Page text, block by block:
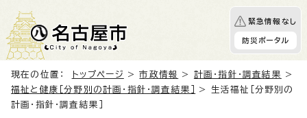
緊急情報なし
防災ポータル
現在の位置： トップページ >市政情報 > 計画・指針・調査結果
>
福祉と健康［分野別の計画・指針・調査結果］
> 生活福祉［分野別の
計画・指針・調査結果］